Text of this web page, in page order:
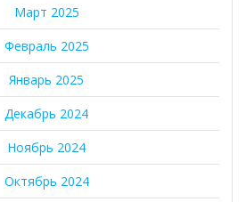
Март 2025
Февраль 2025
Январь 2025
Декабрь 2024
Ноябрь 2024
Октябрь 2024